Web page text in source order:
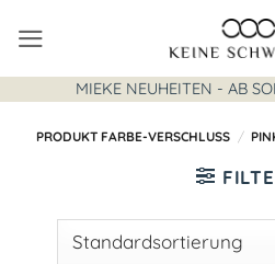
Inhalt
springen
MIEKE NEUHEITEN - AB
PRODUKT FARBE-VERSCHLUSS /